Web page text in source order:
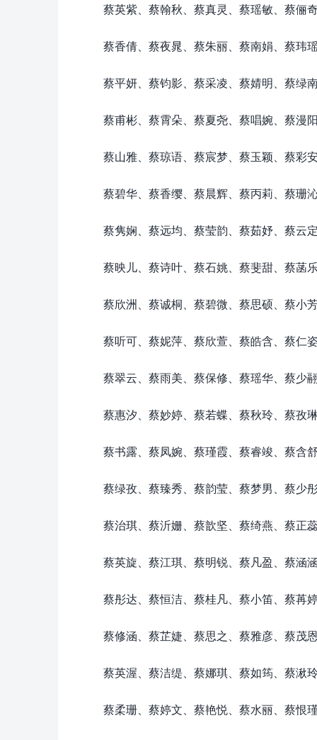
蔡英紫、蔡翰秋、蔡真灵、蔡瑶敏、蔡俪奇
蔡香倩、蔡夜晁、蔡朱丽、蔡南娟、蔡玮瑶
蔡平妍、蔡钧影、蔡采凌、蔡婧明、蔡绿南
蔡甫彬、蔡霄朵、蔡夏尧、蔡唱婉、蔡漫阳
蔡山雅、蔡琼语、蔡宸梦、蔡玉颖、蔡彩安
蔡碧华、蔡香缨、蔡晨辉、蔡丙莉、蔡珊沁
蔡隽娴、蔡远均、蔡莹韵、蔡茹妤、蔡云定
蔡映儿、蔡诗叶、蔡石姚、蔡斐甜、蔡菡乐
蔡欣洲、蔡诚桐、蔡碧微、蔡思硕、蔡小芳
蔡听可、蔡妮萍、蔡欣萱、蔡皓含、蔡仁姿
蔡翠云、蔡雨美、蔡保修、蔡瑶华、蔡少翮
蔡惠汐、蔡妙婷、蔡若蝶、蔡秋玲、蔡孜琳
蔡书露、蔡凤婉、蔡瑾霞、蔡睿竣、蔡含舒
蔡绿孜、蔡臻秀、蔡韵莹、蔡梦男、蔡少彤
蔡治琪、蔡沂姗、蔡歆坚、蔡绮燕、蔡正蕊
蔡英旋、蔡江琪、蔡明锐、蔡凡盈、蔡涵涵
蔡彤达、蔡恒洁、蔡桂凡、蔡小笛、蔡苒婷
蔡修涵、蔡芷婕、蔡思之、蔡雅彦、蔡茂恩
蔡英渥、蔡洁缇、蔡娜琪、蔡如筠、蔡湫玲
蔡柔珊、蔡婷文、蔡艳悦、蔡水丽、蔡恨瑾